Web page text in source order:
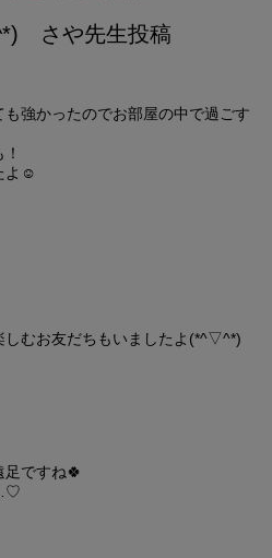
さや先生投稿
強かったのでお部屋の中で過ごす
よ☺
しむお友だちもいましたよ(*^▽^*)
ですね🍀